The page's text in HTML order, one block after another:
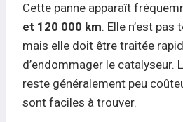
Cette panne apparaît
et 120 000 km. Elle n’est
mais elle doit être traitée
d’endommager le catalyseur.
reste généralement peu
sont faciles à trouver.